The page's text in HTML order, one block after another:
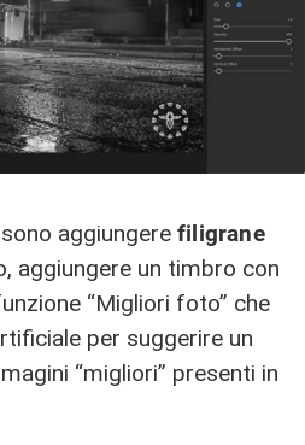
aggiungere filigrane
aggiungere un timbro con
“Migliori foto” che
per suggerire un
“migliori” presenti in